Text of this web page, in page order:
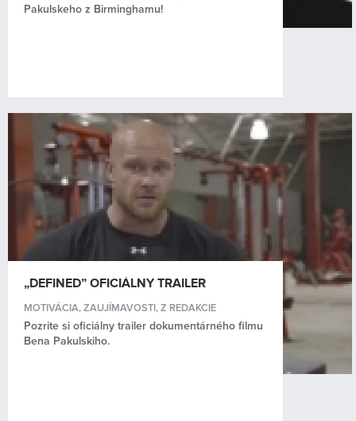
Pakulskeho z Birminghamu!
„DEFINED” OFICIÁLNY TRAILER
MOTIVÁCIA,ZAUJÍMAVOSTI,Z REDAKCIE
Pozrite si oficiálny trailer dokumentárného filmu
Bena Pakulskiho.